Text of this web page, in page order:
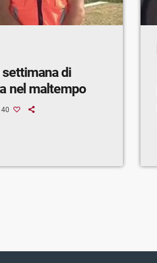
settimana di
nel maltempo
40